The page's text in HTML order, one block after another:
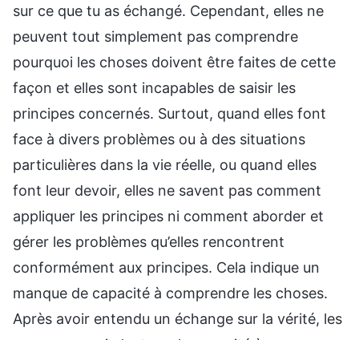
sur ce que tu as échangé. Cependant, elles ne
peuvent tout simplement pas comprendre
pourquoi les choses doivent être faites de cette
façon et elles sont incapables de saisir les
principes concernés. Surtout, quand elles font
face à divers problèmes ou à des situations
particulières dans la vie réelle, ou quand elles
font leur devoir, elles ne savent pas comment
appliquer les principes ni comment aborder et
gérer les problèmes qu’elles rencontrent
conformément aux principes. Cela indique un
manque de capacité à comprendre les choses.
Après avoir entendu un échange sur la vérité, les